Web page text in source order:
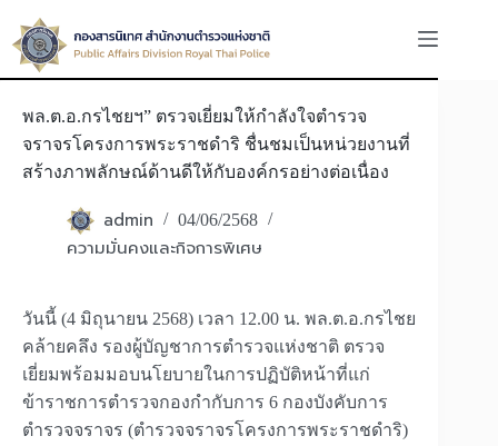
to
content
พล.ต.อ.กรไชยฯ” ตรวจเยี่ยมให้กำลังใจตำรวจ
จราจรโครงการพระราชดำริ ชื่นชมเป็นหน่วยงานที่
สร้างภาพลักษณ์ด้านดีให้กับองค์กรอย่างต่อเนื่อง
admin 04/06/2568
ความมั่นคงและกิจการพิเศษ
วันนี้ (4 มิถุนายน 2568) เวลา 12.00 น. พล.ต.อ.กรไชย
คล้ายคลึง รองผู้บัญชาการตำรวจแห่งชาติ ตรวจ
เยี่ยมพร้อมมอบนโยบายในการปฏิบัติหน้าที่แก่
ข้าราชการตำรวจกองกำกับการ 6 กองบังคับการ
ตำรวจจราจร (ตำรวจจราจรโครงการพระราชดำริ)